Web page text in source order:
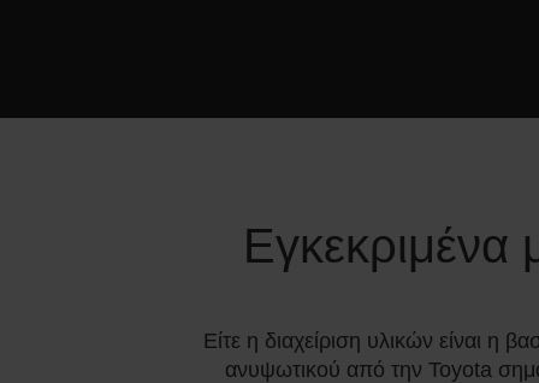
Εγκεκριμένα
Είτε η διαχείριση υλικών είναι η
ανυψωτικού από την Toyota